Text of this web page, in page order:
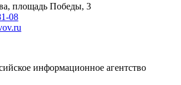
площадь Победы, 3
08
информационное агентство